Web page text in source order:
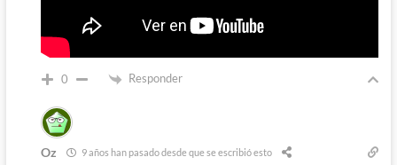
0 Responder
Oz 9 años han pasado desde que se escribió esto